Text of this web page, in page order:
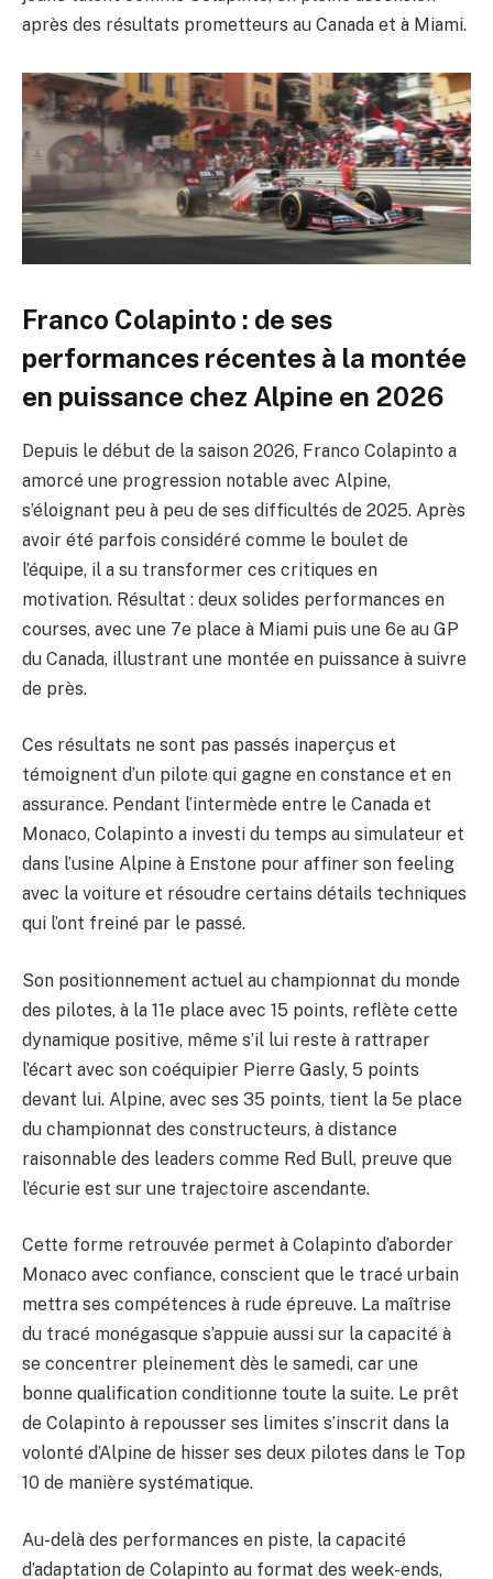
après des résultats prometteurs au Canada et à Miami.
Franco Colapinto : de ses
performances récentes à la montée
en puissance chez Alpine en 2026
Depuis le début de la saison 2026, Franco Colapinto a
amorcé une progression notable avec Alpine,
s’éloignant peu à peu de ses difficultés de 2025. Après
avoir été parfois considéré comme le boulet de
l’équipe, il a su transformer ces critiques en
motivation. Résultat : deux solides performances en
courses, avec une 7e place à Miami puis une 6e au GP
du Canada, illustrant une montée en puissance à suivre
de près.
Ces résultats ne sont pas passés inaperçus et
témoignent d’un pilote qui gagne en constance et en
assurance. Pendant l’intermède entre le Canada et
Monaco, Colapinto a investi du temps au simulateur et
dans l’usine Alpine à Enstone pour affiner son feeling
avec la voiture et résoudre certains détails techniques
qui l’ont freiné par le passé.
Son positionnement actuel au championnat du monde
des pilotes, à la 11e place avec 15 points, reflète cette
dynamique positive, même s’il lui reste à rattraper
l’écart avec son coéquipier Pierre Gasly, 5 points
devant lui. Alpine, avec ses 35 points, tient la 5e place
du championnat des constructeurs, à distance
raisonnable des leaders comme Red Bull, preuve que
l’écurie est sur une trajectoire ascendante.
Cette forme retrouvée permet à Colapinto d’aborder
Monaco avec confiance, conscient que le tracé urbain
mettra ses compétences à rude épreuve. La maîtrise
du tracé monégasque s’appuie aussi sur la capacité à
se concentrer pleinement dès le samedi, car une
bonne qualification conditionne toute la suite. Le prêt
de Colapinto à repousser ses limites s’inscrit dans la
volonté d’Alpine de hisser ses deux pilotes dans le Top
10 de manière systématique.
Au-delà des performances en piste, la capacité
d’adaptation de Colapinto au format des week-ends,